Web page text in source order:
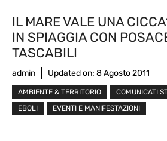
IL MARE VALE UNA
IN SPIAGGIA CON
TASCABILI
admin Updated on: 8 Agosto 2011
AMBIENTE & TERRITORIO COMUNICATI
EBOLI
EVENTI E MANIFESTAZIONI